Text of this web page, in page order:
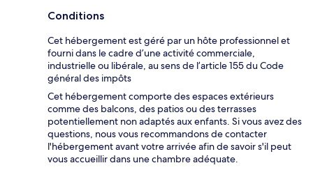
Conditions
Cet hébergement est géré par un hôte professionnel et
fourni dans le cadre d’une activité commerciale,
industrielle ou libérale, au sens de l’article 155 du Code
général des impôts
Cet hébergement comporte des espaces extérieurs
comme des balcons, des patios ou des terrasses
potentiellement non adaptés aux enfants. Si vous avez des
questions, nous vous recommandons de contacter
l'hébergement avant votre arrivée afin de savoir s'il peut
vous accueillir dans une chambre adéquate.